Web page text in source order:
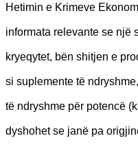
Hetimin e Krimeve
informata relevante se një
kryeqytet, bën shitjen e
si suplemente të
të ndryshme për potencë
dyshohet se janë pa